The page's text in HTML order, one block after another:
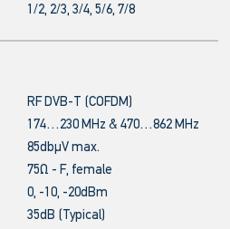
1/2, 2/3, 3/4, 5/6, 7/8
RF DVB-T (COFDM)
174…230 MHz & 470…862 MHz
85dbμV max.
75Ω - F, female
0, -10, -20dBm
35dB (Typical)